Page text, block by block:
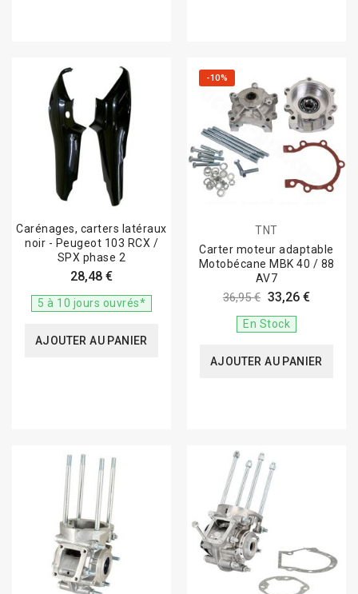
Carénages, carters latéraux
noir - Peugeot 103 RCX /
SPX phase 2
28,48 €
5 à 10 jours ouvrés*
AJOUTER AU PANIER
-10%
TNT
Carter moteur adaptable
Motobécane MBK 40 / 88
AV7
36,95 € 33,26 €
En Stock
AJOUTER AU PANIER